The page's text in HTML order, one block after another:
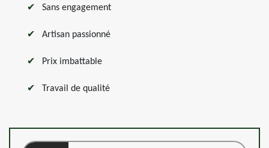
Sans engagement
Artisan passionné
Prix imbattable
Travail de qualité